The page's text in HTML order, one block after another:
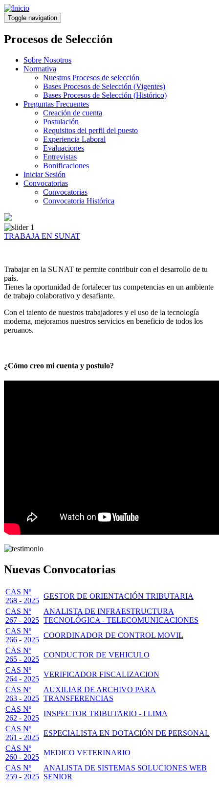
Pasar
al
contenido
principal
Toggle navigation
Procesos de Selección
Sobre Nosotros
Normativa
Nuestros Procesos de selección
Bases Procesos de Selección (Vigentes)
Bases Procesos de Selección (Histórico)
Preguntas Frecuentes
Creación de cuenta
Postulación
Requisitos del perfil del puesto
Experiencia Laboral
Evaluaciones
Entrevistas
Bonificaciones
Iniciar Sesión
Convocatorias
Convocatorias
Convocatoria Histórica
TRABAJA EN SUNAT
Trabajar en la SUNAT te permite contribuir con el desarrollo de tu
país.
Tienes la oportunidad de fortalecer tus competencias en un ambiente
de trabajo colaborativo y desafiante.
Con el talento de nuestros trabajadores y el uso de la tecnología
moderna, mejoramos nuestros servicios en beneficio de todos los
peruanos.
¿Cómo creo mi cuenta y postulo?
Nuevas Convocatorias
CAS Nº
268 - 2025
GESTOR DE ORIENTACIÓN TRIBUTARIA
CAS Nº
267 - 2025
ANALISTA DE INFRAESTRUCTURA
TECNOLÓGICA - TELECOMUNICACIONES
CAS Nº
266 - 2025
COORDINADOR DE CONTROL MOVIL
CAS Nº
265 - 2025
CONDUCTOR DE VEHICULO
CAS Nº
264 - 2025
VERIFICADOR FISCALIZACION
CAS Nº
263 - 2025
AUXILIAR DE ARCHIVO PARA
TRANSFERENCIAS
CAS Nº
262 - 2025
INSPECTOR TRIBUTARIO - I LIMA
CAS Nº
261 - 2025
ESPECIALISTA EN DOTACIÓN DE PERSONAL
CAS Nº
260 - 2025
MEDICO VETERINARIO
CAS Nº
259 - 2025
ANALISTA DE SISTEMAS SOLUCIONES WEB
SENIOR